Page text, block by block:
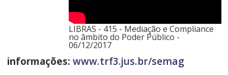
LIBRAS - 415 - Mediação e Compliance
no âmbito do Poder Público -
06/12/2017
informações: www.trf3.jus.br/semag